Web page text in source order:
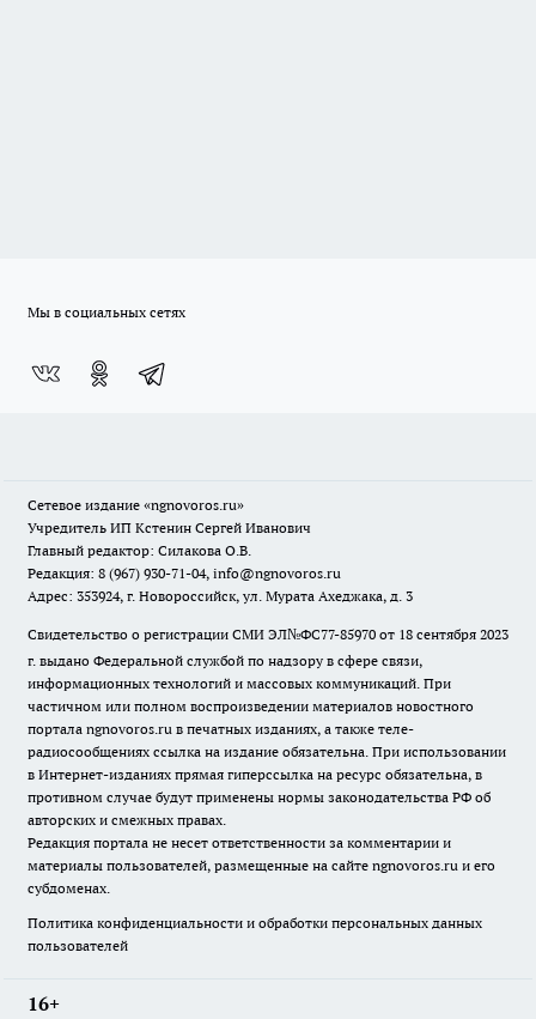
Мы в социальных сетях
Сетевое издание «ngnovoros.ru»
Учредитель ИП Кстенин Сергей Иванович
Главный редактор: Силакова О.В.
Редакция: 8 (967) 930-71-04, info@ngnovoros.ru
Адрес: 353924, г. Новороссийск, ул. Мурата Ахеджака, д. 3
Свидетельство о регистрации СМИ ЭЛ№ФС77-85970 от 18 сентября 2023
г. выдано Федеральной службой по надзору в сфере связи,
информационных технологий и массовых коммуникаций. При
частичном или полном воспроизведении материалов новостного
портала ngnovoros.ru в печатных изданиях, а также теле-
радиосообщениях ссылка на издание обязательна. При использовании
в Интернет-изданиях прямая гиперссылка на ресурс обязательна, в
противном случае будут применены нормы законодательства РФ об
авторских и смежных правах.
Редакция портала не несет ответственности за комментарии и
материалы пользователей, размещенные на сайте ngnovoros.ru и его
субдоменах.
Политика конфиденциальности и обработки персональных данных
пользователей
16+